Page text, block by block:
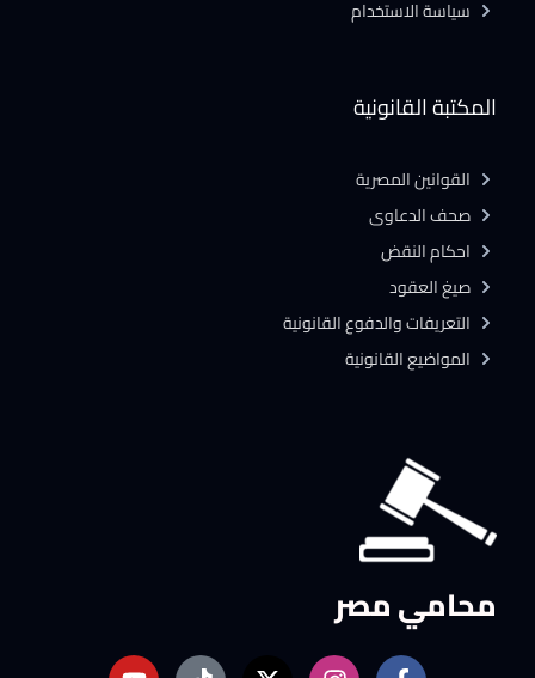
محامي مصر
المكتبة القانونية
القوانين المصرية
صحف الدعاوى
احكام النقض
صيغ العقود
التعريفات والدفوع القانونية
المواضيع القانونية
سياسة الاستخدام